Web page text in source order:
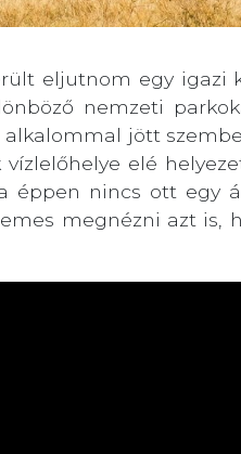
eljutnom egy igazi
nemzeti
jött
elé
éppen nincs ott egy
megnézni azt is,